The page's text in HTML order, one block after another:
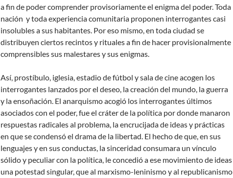
a fin de poder comprender provisoriamente el enigma del poder. Toda
nación y toda experiencia comunitaria proponen interrogantes casi
insolubles a sus habitantes. Por eso mismo, en toda ciudad se
distribuyen ciertos recintos y rituales a fin de hacer provisionalmente
comprensibles sus malestares y sus enigmas.
Así, prostíbulo, iglesia, estadio de fútbol y sala de cine acogen los
interrogantes lanzados por el deseo, la creación del mundo, la guerra
y la ensoñación. El anarquismo acogió los interrogantes últimos
asociados con el poder, fue el cráter de la política por donde manaron
respuestas radicales al problema, la encrucijada de ideas y prácticas
en que se condensó el drama de la libertad. El hecho de que, en sus
lenguajes y en sus conductas, la sinceridad consumara un vínculo
sólido y peculiar con la política, le concedió a ese movimiento de ideas
una potestad singular, que al marxismo-leninismo y al republicanismo